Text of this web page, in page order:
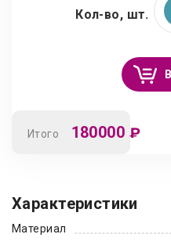
Кол-во, шт.
Итого 180000 ₽
Характеристики
Материал